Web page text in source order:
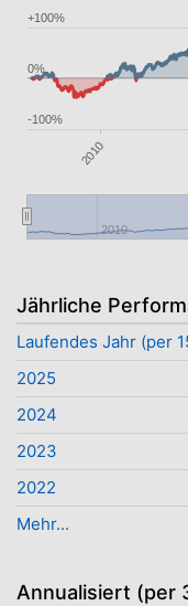
2010
2010
-100%
0%
+100%
Jährliche
Laufendes Jahr (per
2025
2024
2023
2022
Mehr...
Annualisiert (per